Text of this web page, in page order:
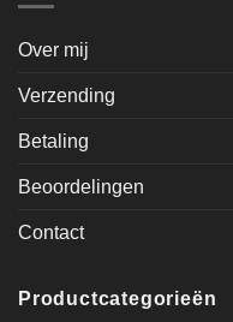
Over mij
Verzending
Betaling
Beoordelingen
Contact
Productcategorieën